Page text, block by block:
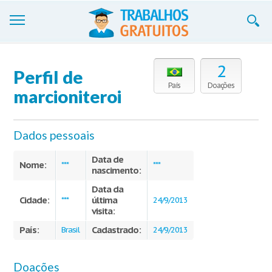
Cadastre-se
Blog
Contate-nos
País
2
Doações
Perfil de
marcioniteroi
Dados pessoais
Nome: ***
Data de
nascimento:
***
Cidade: ***
Data da
última
visita:
24/9/2013
País: Brasil Cadastrado: 24/9/2013
Doações